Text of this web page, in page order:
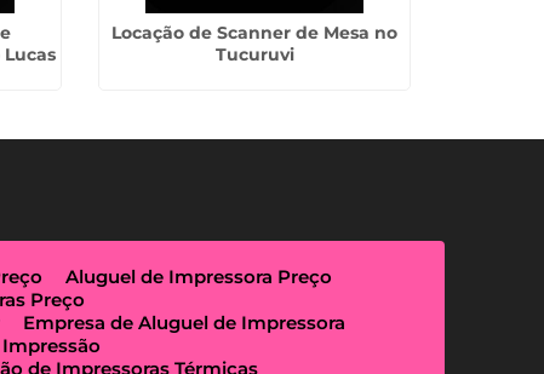
Locação de Scanner de Mesa no
Tucuruvi
Aluguel de Impressora Preço
Preço
Empresa de Aluguel de Impressora
de Impressoras Térmicas